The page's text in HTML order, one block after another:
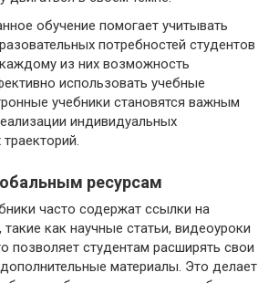
обучение помогает учитывать
потребностей студентов
из них возможность
использовать учебные
учебники становятся важным
индивидуальных
ресурсам
часто содержат ссылки на
как научные статьи, видеоуроки
позволяет студентам расширять свои
материалы. Это делает